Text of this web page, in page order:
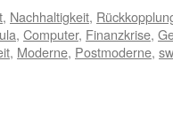
, Nachhaltigkeit,
, Computer, Finanzkrise,
, Moderne, Postmoderne,